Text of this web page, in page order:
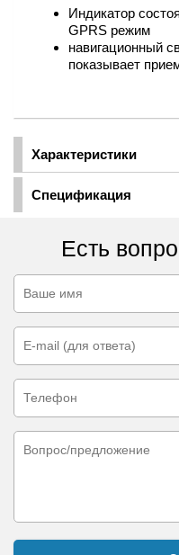
Характеристики
Спецификация
Индикатор
GPRS режим
навигационный
показывает
Есть